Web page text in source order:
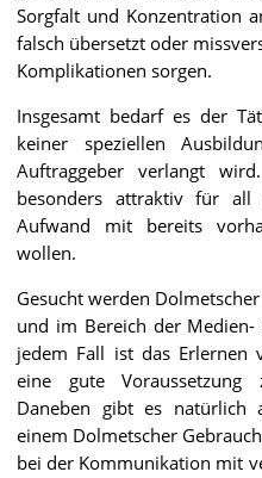
Sorgfalt und Konzentration
falsch übersetzt oder
Komplikationen sorgen.
Insgesamt bedarf es der
keiner speziellen
Auftraggeber verlangt
besonders attraktiv für all
Aufwand mit bereits
wollen.
Gesucht werden
und im Bereich der
jedem Fall ist das Erlernen
eine gute
Daneben gibt es natürlich
einem Dolmetscher
bei der Kommunikation mit